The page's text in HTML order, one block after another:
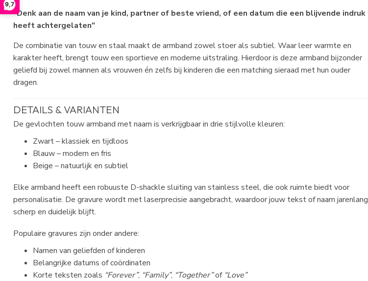
9,7
"Denk aan de naam van je kind, partner of beste vriend, of een datum die een blijvende indruk
heeft achtergelaten"
De combinatie van touw en staal maakt de armband zowel stoer als subtiel. Waar leer warmte en
karakter heeft, brengt touw een sportieve en moderne uitstraling. Hierdoor is deze armband bijzonder
geliefd bij zowel mannen als vrouwen én zelfs bij kinderen die een matching sieraad met hun ouder
dragen.
DETAILS & VARIANTEN
De gevlochten touw armband met naam is verkrijgbaar in drie stijlvolle kleuren:
Zwart – klassiek en tijdloos
Blauw – modern en fris
Beige – natuurlijk en subtiel
Elke armband heeft een robuuste D-shackle sluiting van stainless steel, die ook ruimte biedt voor
personalisatie. De gravure wordt met laserprecisie aangebracht, waardoor jouw tekst of naam jarenlang
scherp en duidelijk blijft.
Populaire gravures zijn onder andere:
Namen van geliefden of kinderen
Belangrijke datums of coördinaten
Korte teksten zoals “Forever”, “Family”, “Together”of “Love”